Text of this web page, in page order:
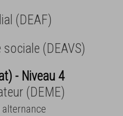
(DEAF)
(DEAVS)
- Niveau 4
(DEME)